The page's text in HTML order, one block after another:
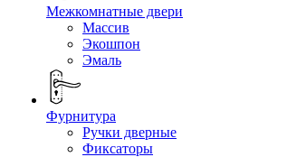
Межкомнатные двери
Массив
Экошпон
Эмаль
Фурнитура
Ручки дверные
Фиксаторы